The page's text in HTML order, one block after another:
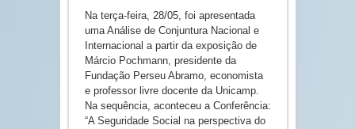
Na terça-feira, 28/05, foi apresentada
uma Análise de Conjuntura Nacional e
Internacional a partir da exposição de
Márcio Pochmann, presidente da
Fundação Perseu Abramo, economista
e professor livre docente da Unicamp.
Na sequência, aconteceu a Conferência:
“A Seguridade Social na perspectiva do